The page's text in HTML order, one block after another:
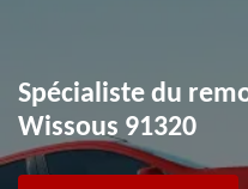
Spécialiste du
Wissous 91320